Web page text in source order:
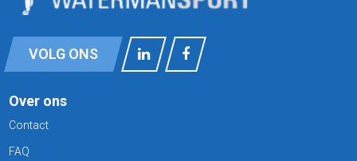
VOLG ONS
Over ons
Contact
FAQ